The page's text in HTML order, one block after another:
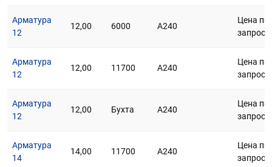
Арматура
12
12,00 6000 А240
Цена по
запросу
Арматура
12
12,00 11700 А240
Цена по
запросу
Арматура
12
12,00 Бухта А240
Цена по
запросу
Арматура
14
14,00 11700 А240
Цена по
запросу